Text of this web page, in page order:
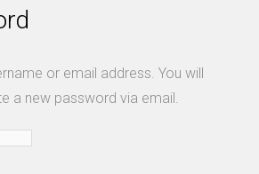
or email address. You will
a new password via email.